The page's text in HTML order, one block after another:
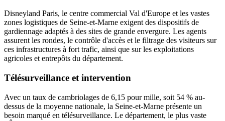
Disneyland Paris, le centre commercial Val d'Europe et les vastes
zones logistiques de Seine-et-Marne exigent des dispositifs de
gardiennage adaptés à des sites de grande envergure. Les agents
assurent les rondes, le contrôle d'accès et le filtrage des visiteurs sur
ces infrastructures à fort trafic, ainsi que sur les exploitations
agricoles et entrepôts du département.
Télésurveillance et intervention
Avec un taux de cambriolages de 6,15 pour mille, soit 54 % au-
dessus de la moyenne nationale, la Seine-et-Marne présente un
besoin marqué en télésurveillance. Le département, le plus vaste